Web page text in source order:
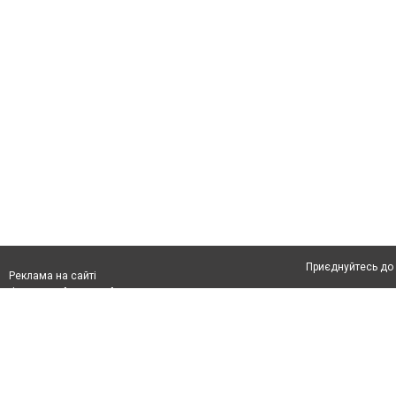
Реклама на сайті
Приєднуйтесь до